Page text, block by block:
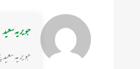
جویریہ سعید
جویریہ